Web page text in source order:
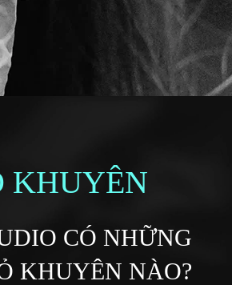
KHUYÊN
CÓ NHỮNG
KHUYÊN NÀO?